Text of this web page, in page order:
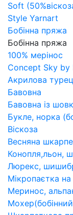
Soft
Style Yarnart
Бобінна пряжа
Бобінна пряжа
100% мерінос
Concept Sky by
Акрилова
Бавовна
Бавовна із
Букле, норка
Віскоза
Весняна
Конопля,льон,
Люрекс,
Мікропаєтка на
Меринос,